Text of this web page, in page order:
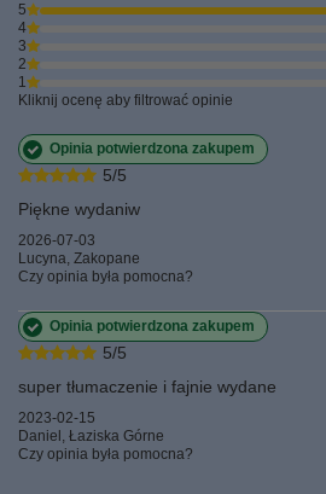
5
4
3
2
1
Kliknij ocenę aby filtrować opinie
5/5
Opinia potwierdzona zakupem
Piękne wydaniw
2026-07-03
Lucyna, Zakopane
Czy opinia była pomocna?
5/5
Opinia potwierdzona zakupem
super tłumaczenie i fajnie wydane
2023-02-15
Daniel, Łaziska Górne
Czy opinia była pomocna?